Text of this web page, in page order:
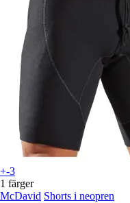
+-3
1 färger
McDavid Shorts i neopren